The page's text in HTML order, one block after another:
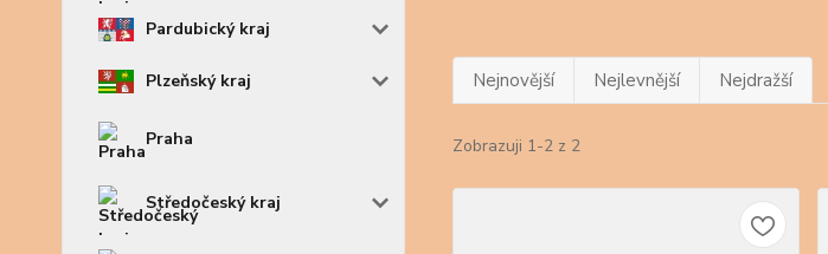
Pardubický kraj
Plzeňský kraj
Praha
Středočeský kraj
Nejnovější Nejlevnější Nejdražší
Zobrazuji 1-2 z 2